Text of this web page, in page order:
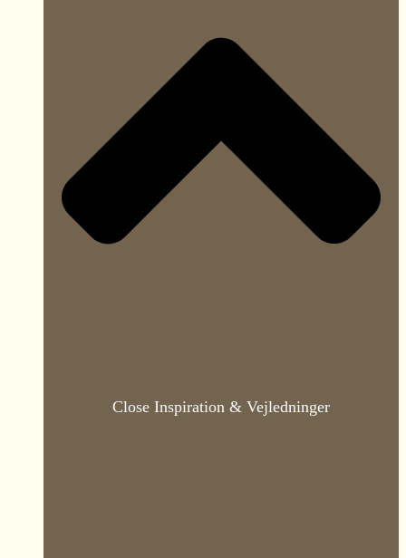
Close Inspiration & Vejledninger